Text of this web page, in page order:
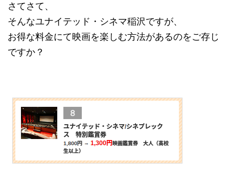
さてさて、
そんなユナイテッド・シネマ稲沢ですが、
お得な料金にて映画を楽しむ方法があるのをご存じ
ですか？